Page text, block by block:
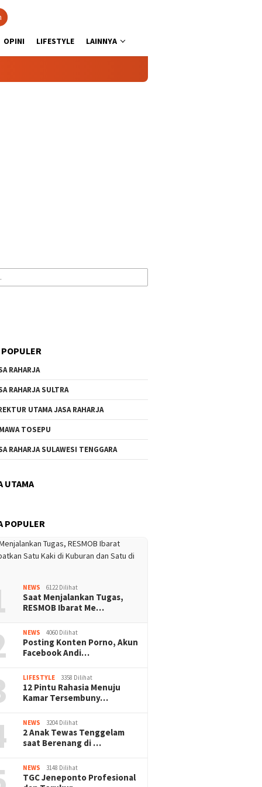
OPINI LIFESTYLE LAINNYA
RAHARJA
RAHARJA SULTRA
UTAMA JASA RAHARJA
TOSEPU
RAHARJA SULAWESI TENGGARA
UTAMA
POPULER
NEWS 6122 Dilihat
Saat Menjalankan Tugas,
RESMOB Ibarat Me…
NEWS 4060 Dilihat
Posting Konten Porno, Akun
Facebook Andi…
LIFESTYLE 3358 Dilihat
12 Pintu Rahasia Menuju
Kamar Tersembuny…
NEWS 3204 Dilihat
2 Anak Tewas Tenggelam
saat Berenang di …
NEWS 3148 Dilihat
TGC Jeneponto Profesional